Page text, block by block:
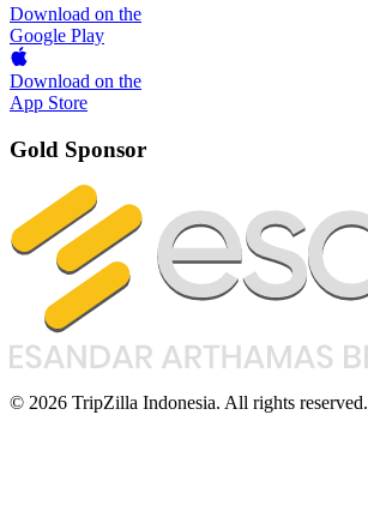
Download on the
Google Play
Download on the
App Store
Gold Sponsor
© 2026 TripZilla Indonesia. All rights reserved.